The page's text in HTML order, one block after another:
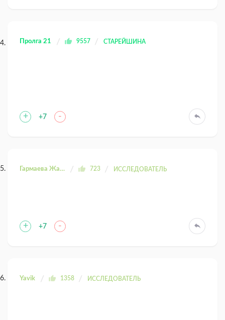
Пролга 21 9557 СТАРЕЙШИНА
+ +7 -
Гармаева Жаргала 723 ИССЛЕДОВАТЕЛЬ
+ +7 -
Yavik 1358 ИССЛЕДОВАТЕЛЬ